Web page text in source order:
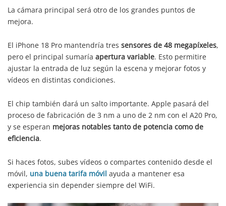
La cámara principal será otro de los grandes puntos de
mejora.
El iPhone 18 Pro mantendría tres sensores de 48 megapíxeles,
pero el principal sumaría apertura variable. Esto permitire
ajustar la entrada de luz según la escena y mejorar fotos y
vídeos en distintas condiciones.
El chip también dará un salto importante. Apple pasará del
proceso de fabricación de 3 nm a uno de 2 nm con el A20 Pro,
y se esperan mejoras notables tanto de potencia como de
eficiencia.
Si haces fotos, subes vídeos o compartes contenido desde el
móvil, una buena tarifa móvil ayuda a mantener esa
experiencia sin depender siempre del WiFi.